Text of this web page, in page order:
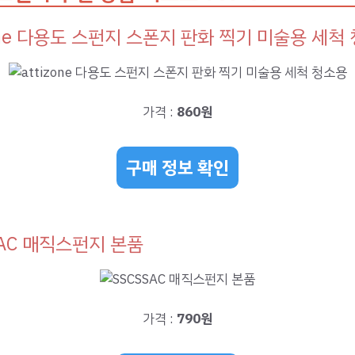
다용도 스펀지 스폰지 판화 찍기 미술용 세척
가격 : 860원
구매 정보 확인
매직스펀지 본품
가격 : 790원